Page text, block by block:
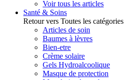
Voir tous les articles
Santé & Soins
Retour vers Toutes les catégories
Articles de soin
Baumes à lèvres
Bien-etre
Crème solaire
Gels Hydroalcoolique
Masque de protection